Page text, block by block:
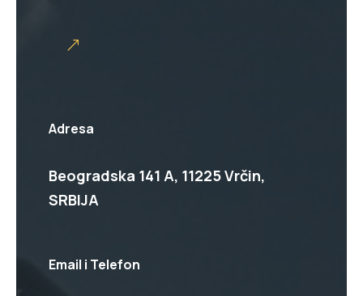
Adresa
Beogradska 141 A, 11225 Vrčin,
SRBIJA
Email i Telefon